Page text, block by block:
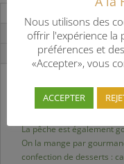
Informations
Avis (0)
La pêche est le fruit de
Elle contient de précieux
La pêche est également
On la mange par
confection de desserts :
Nous utilisons des
offrir l'expérience la
préférences et
«Accepter», vous
ACCEPTER